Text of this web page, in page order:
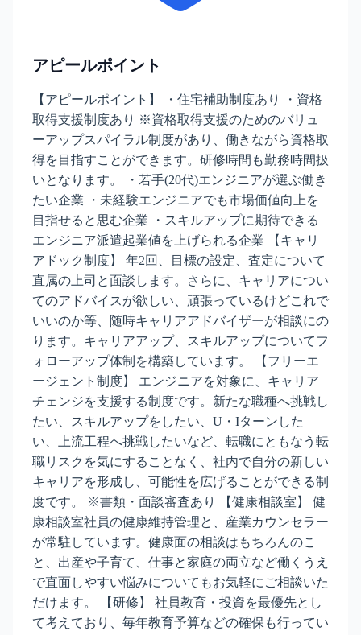
アピールポイント
【アピールポイント】 ・住宅補助制度あり ・資格
取得支援制度あり ※資格取得支援のためのバリュ
ーアップスパイラル制度があり、働きながら資格取
得を目指すことができます。研修時間も勤務時間扱
いとなります。 ・若手(20代)エンジニアが選ぶ働き
たい企業 ・未経験エンジニアでも市場価値向上を
目指せると思む企業 ・スキルアップに期待できる
エンジニア派遣起業値を上げられる企業 【キャリ
アドック制度】 年2回、目標の設定、査定について
直属の上司と面談します。さらに、キャリアについ
てのアドバイスが欲しい、頑張っているけどこれで
いいのか等、随時キャリアアドバイザーが相談にの
ります。キャリアアップ、スキルアップについてフ
ォローアップ体制を構築しています。 【フリーエ
ージェント制度】 エンジニアを対象に、キャリア
チェンジを支援する制度です。新たな職種へ挑戦し
たい、スキルアップをしたい、U・Iターンした
い、上流工程へ挑戦したいなど、転職にともなう転
職リスクを気にすることなく、社内で自分の新しい
キャリアを形成し、可能性を広げることができる制
度です。 ※書類・面談審査あり 【健康相談室】 健
康相談室社員の健康維持管理と、産業カウンセラー
が常駐しています。健康面の相談はもちろんのこ
と、出産や子育て、仕事と家庭の両立など働くうえ
で直面しやすい悩みについてもお気軽にご相談いた
だけます。 【研修】 社員教育・投資を最優先とし
て考えており、毎年教育予算などの確保も行ってい